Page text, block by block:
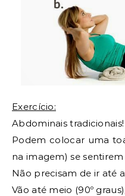
Exercício:
Abdominais tradicionais!
Podem colocar uma
na imagem) se
Não precisam de ir até
Vão até meio (90º